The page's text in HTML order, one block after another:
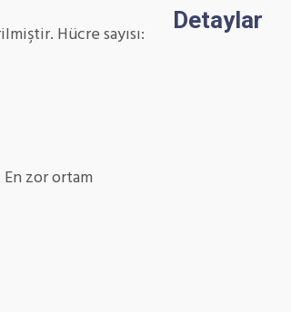
Hücre sayısı:
zor ortam
Detaylar